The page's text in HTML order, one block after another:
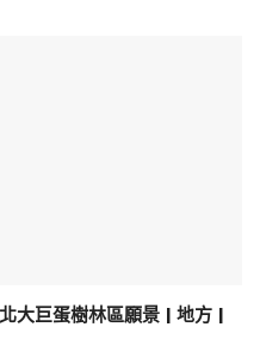
大巨蛋樹林區願景 | 地方 |